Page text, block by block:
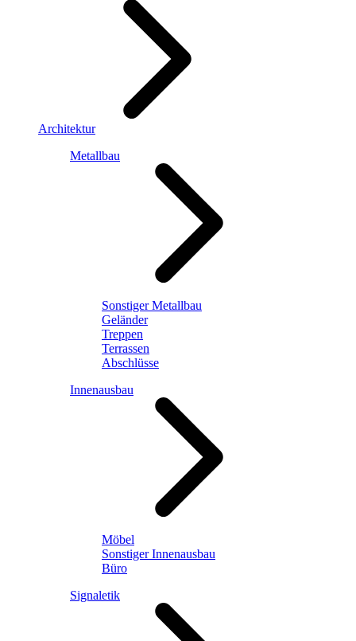
Architektur
Metallbau
Sonstiger Metallbau
Geländer
Treppen
Terrassen
Abschlüsse
Innenausbau
Möbel
Sonstiger Innenausbau
Büro
Signaletik